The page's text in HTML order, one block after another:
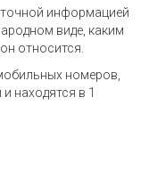
информацией
виде, каким
относится.
номеров,
находятся в 1